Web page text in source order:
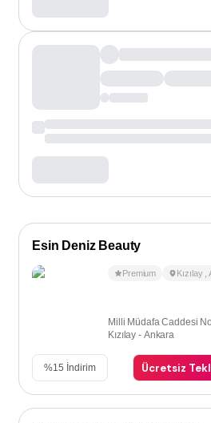
Esin Deniz Beauty
Premium Kızılay ,
Milli Müdafa Caddesi
Kızılay - Ankara
%15 İndirim Ücretsiz